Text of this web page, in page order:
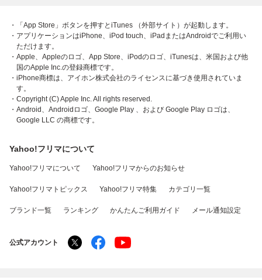
・「App Store」ボタンを押すとiTunes （外部サイト）が起動します。
・アプリケーションはiPhone、iPod touch、iPadまたはAndroidでご利用い
ただけます。
・Apple、Appleのロゴ、App Store、iPodのロゴ、iTunesは、米国および他
国のApple Inc.の登録商標です。
・iPhone商標は、アイホン株式会社のライセンスに基づき使用されていま
す。
・Copyright (C) Apple Inc. All rights reserved.
・Android、Androidロゴ、Google Play 、および Google Play ロゴは、
Google LLC の商標です。
Yahoo!フリマについて
Yahoo!フリマについて Yahoo!フリマからのお知らせ
Yahoo!フリマトピックス Yahoo!フリマ特集 カテゴリ一覧
ブランド一覧 ランキング かんたんご利用ガイド メール通知設定
公式アカウント